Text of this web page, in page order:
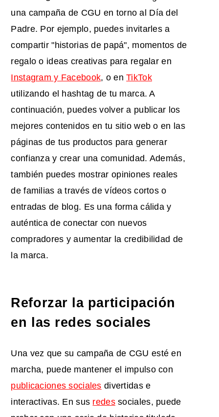
una campaña de CGU en torno al Día del
Padre. Por ejemplo, puedes invitarles a
compartir "historias de papá", momentos de
regalo o ideas creativas para regalar en
Instagram y Facebook, o enTikTok
utilizando el hashtag de tu marca. A
continuación, puedes volver a publicar los
mejores contenidos en tu sitio web o en las
páginas de tus productos para generar
confianza y crear una comunidad. Además,
también puedes mostrar opiniones reales
de familias a través de vídeos cortos o
entradas de blog. Es una forma cálida y
auténtica de conectar con nuevos
compradores y aumentar la credibilidad de
la marca.
Reforzar la participación
en las redes sociales
Una vez que su campaña de CGU esté en
marcha, puede mantener el impulso con
publicaciones sociales divertidas e
interactivas. En sus redessociales, puede